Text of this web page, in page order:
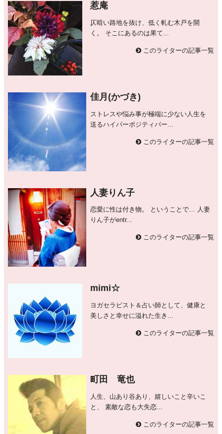
惹庵
仄暗い路地を抜け、低く軋む木戸を開
く。 そこにあるのは果て...
このライターの記事一覧
佳月(かづき)
ストレスや悩み事が極端に少ない人生を
送るハイパーボジティバー...
このライターの記事一覧
人妻りん子
恋愛に性は付き物。 ということで… 人妻
りん子がentr...
このライターの記事一覧
mimi☆
ヨガセラピスト＆占い師として、健康と
美しさと幸せに溢れた生き...
このライターの記事一覧
町田 竜也
人生、山あり谷あり、嬉しいこと辛いこ
と、 素敵な恋も大失恋...
このライターの記事一覧